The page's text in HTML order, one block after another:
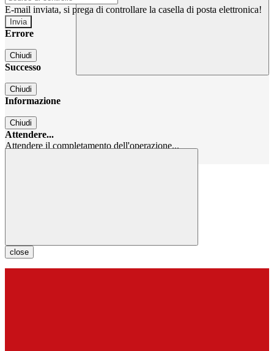
E-mail inviata, si prega di controllare la casella di posta elettronica!
Errore
Chiudi
Successo
Chiudi
Informazione
Chiudi
Attendere...
Attendere il completamento dell'operazione...
close